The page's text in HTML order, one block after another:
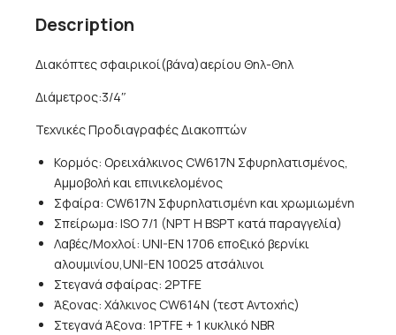
Description
Διακόπτες σφαιρικοί(βάνα)αερίου Θηλ-Θηλ
Διάμετρος:3/4″
Τεχνικές Προδιαγραφές Διακοπτών
Κορμός: Ορειχάλκινος CW617N Σφυρηλατισμένος,
Αμμοβολή και επινικελομένος
Σφαίρα: CW617N Σφυρηλατισμένη και χρωμιωμένη
Σπείρωμα: ISO 7/1 (NPT H BSPT κατά παραγγελία)
Λαβές/Μοχλοί: UNI-EN 1706 εποξικό βερνίκι
αλουμινίου,UNI-EN 10025 ατσάλινοι
Στεγανά σφαίρας: 2PTFE
Άξονας: Χάλκινος CW614N (τεστ Αντοχής)
Στεγανά Άξονα: 1PTFE + 1 κυκλικό NBR